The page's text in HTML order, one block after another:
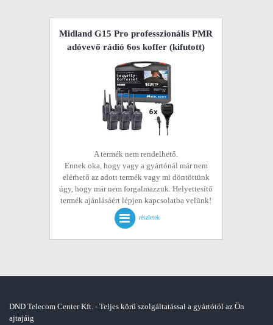
Midland G15 Pro professzionális PMR
adóvevő rádió 6os koffer (kifutott)
A termék nem rendelhető.
Ennek oka, hogy vagy a gyártónál már nem
elérhető az adott termék vagy mi döntöttünk
úgy, hogy már nem forgalmazzuk. Helyettesítő
termék ajánlásáért lépjen kapcsolatba velünk!
részletek
DND Telecom Center Kft. - Teljes körű szolgáltatással a gyártótól az Ön
ajtajáig